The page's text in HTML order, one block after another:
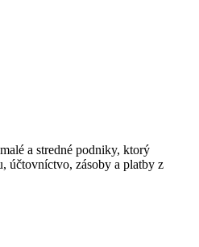
a stredné podniky, ktorý
účtovníctvo, zásoby a platby z